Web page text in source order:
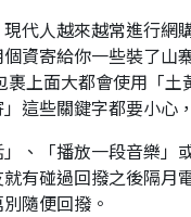
代人越來越常進行
資寄給你一些裝了山
裹上面大都會使用「
這些關鍵字都要小心
」、「播放一段音樂
有碰過回撥之後隔
隨便回撥。